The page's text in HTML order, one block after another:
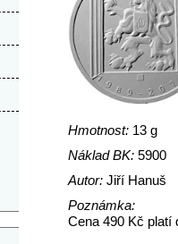
Hmotnost: 13 g
Náklad BK: 5900
Autor: Jiří Hanuš
Poznámka:
Cena 490 Kč platí